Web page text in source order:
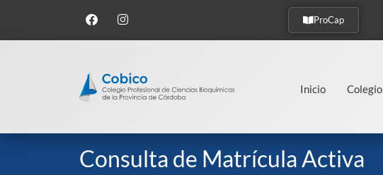
ProCap
Inicio Colegio
Consulta de Matrícula Activa